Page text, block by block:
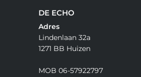
DE ECHO
Adres
Lindenlaan 32a
1271 BB Huizen
MOB 06-57922797